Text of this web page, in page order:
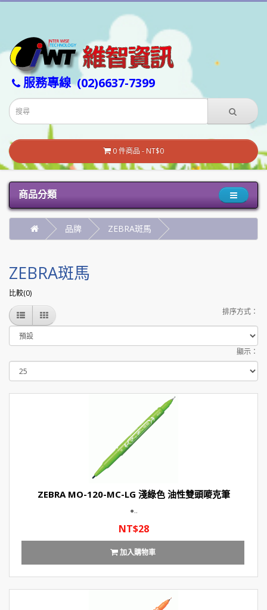
服務專線(02)6637-7399
0 件商品 - NT$0
商品分類
品牌 ZEBRA斑馬
ZEBRA斑馬
比較(0)
排序方式：
顯示：
ZEBRA MO-120-MC-LG 淺綠色 油性雙頭嘜克筆
●..
NT$28
加入購物車